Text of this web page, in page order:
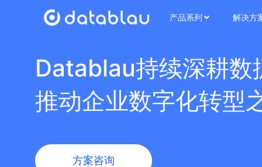
产品系列 解决方
Datablau持续深耕数
推动企业数字化转型
方案咨询